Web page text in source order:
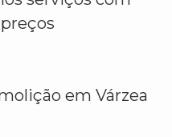
em Várzea